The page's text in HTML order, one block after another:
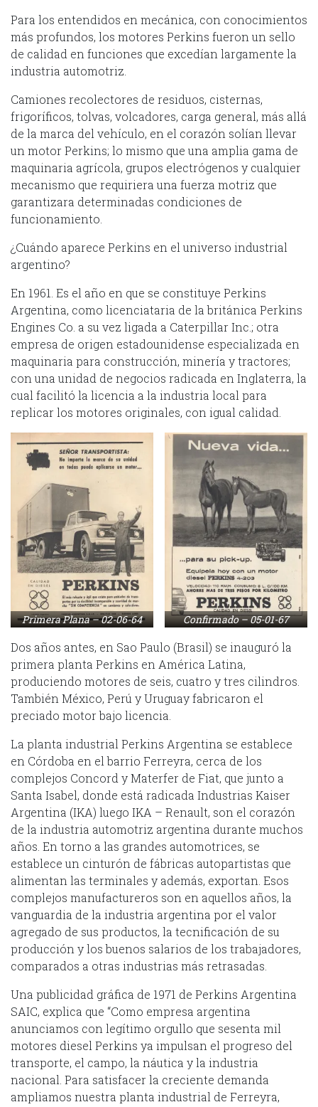
Para los entendidos en mecánica, con conocimientos
más profundos, los motores Perkins fueron un sello
de calidad en funciones que excedían largamente la
industria automotriz.
Camiones recolectores de residuos, cisternas,
frigoríficos, tolvas, volcadores, carga general, más allá
de la marca del vehículo, en el corazón solían llevar
un motor Perkins; lo mismo que una amplia gama de
maquinaria agrícola, grupos electrógenos y cualquier
mecanismo que requiriera una fuerza motriz que
garantizara determinadas condiciones de
funcionamiento.
¿Cuándo aparece Perkins en el universo industrial
argentino?
En 1961. Es el año en que se constituye Perkins
Argentina, como licenciataria de la británica Perkins
Engines Co. a su vez ligada a Caterpillar Inc.; otra
empresa de origen estadounidense especializada en
maquinaria para construcción, minería y tractores;
con una unidad de negocios radicada en Inglaterra, la
cual facilitó la licencia a la industria local para
replicar los motores originales, con igual calidad.
Primera Plana – 02-06-64 Confirmado – 05-01-67
Dos años antes, en Sao Paulo (Brasil) se inauguró la
primera planta Perkins en América Latina,
produciendo motores de seis, cuatro y tres cilindros.
También México, Perú y Uruguay fabricaron el
preciado motor bajo licencia.
La planta industrial Perkins Argentina se establece
en Córdoba en el barrio Ferreyra, cerca de los
complejos Concord y Materfer de Fiat, que junto a
Santa Isabel, donde está radicada Industrias Kaiser
Argentina (IKA) luego IKA – Renault, son el corazón
de la industria automotriz argentina durante muchos
años. En torno a las grandes automotrices, se
establece un cinturón de fábricas autopartistas que
alimentan las terminales y además, exportan. Esos
complejos manufactureros son en aquellos años, la
vanguardia de la industria argentina por el valor
agregado de sus productos, la tecnificación de su
producción y los buenos salarios de los trabajadores,
comparados a otras industrias más retrasadas.
Una publicidad gráfica de 1971 de Perkins Argentina
SAIC, explica que “Como empresa argentina
anunciamos con legítimo orgullo que sesenta mil
motores diesel Perkins ya impulsan el progreso del
transporte, el campo, la náutica y la industria
nacional. Para satisfacer la creciente demanda
ampliamos nuestra planta industrial de Ferreyra,